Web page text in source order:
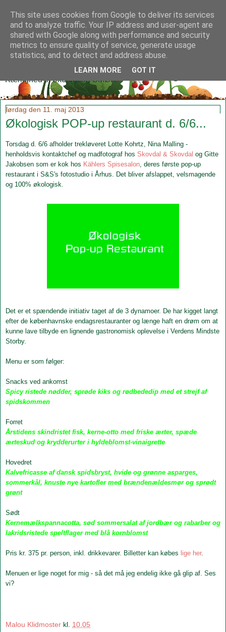
Klidmoster.dk
Kærlighed til økologi og SMØR!
lørdag den 11. maj 2013
Økologisk POP-up restaurant d. 6/6...
Torsdag d. 6/6 afholder trekløveret Lotte Kohrtz, Nina Malling -
henholdsvis kontaktchef og madfotograf hos Skovdal & Skovdal og Gitte
Jakobsen som er kok hos Kählers Spisesalon , deres første pop-up
restaurant i S&S's fotostudio i Århus. Det bliver afslappet, velsmagende
og 100% økologisk.
Det er et spændende initiativ taget af de 3 dynamoer. De har kigget langt
efter de københavnske endagsrestauranter og længe haft en drøm om at
kunne lave tilbyde en lignende gastronomisk oplevelse i Verdens Mindste
Storby.
Menu er som følger:
Snacks ved ankomst
Spicy ristede nødder, sprøde kiks og rødbededip med et strejf af
spidskommen
Forret
Årstidens skindristet fisk, kerne-otto med friske ærter, spæde
ærteskud og krydderurter i hyldeblomst-vinaigrette
Hovedret
Kalvefricasse af dansk spidsbryst, hvide og grønne asparges,
sommerkål, knuste nye kartofler med brændenældesmør og sprødt
grønt
Sødt
Kernemælkspannacotta, sød sommersalat af jordbær og rabarber og
lakridsristede speltflager med blå kornblomst
Pris kr. 375 pr. person, inkl. drikkevarer. Billetter kan købes lige her.
Menuen er lige noget for mig - så det må jeg endelig ikke gå glip af. Ses
vi?
Malou Klidmoster kl. 10.05
This site uses cookies from Google to deliver its services
and to analyze traffic. Your IP address and user-agent are
shared with Google along with performance and security
metrics to ensure quality of service, generate usage
statistics, and to detect and address abuse.
LEARN MORE GOT IT